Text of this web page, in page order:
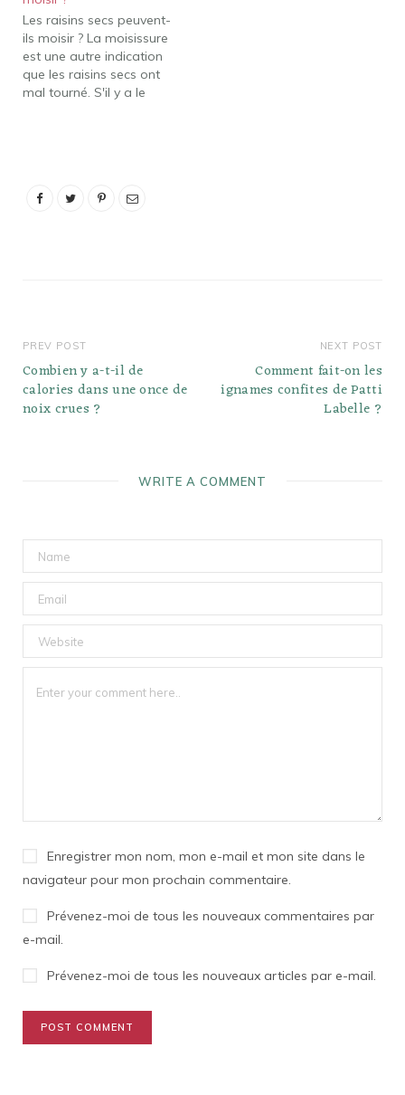
intoxication alimentaire à
l'ananas est
certainement possible,
bien que rare. ... Donc
non, l'ananas…
Les raisins secs peuvent-
ils moisir ? La moisissure
est une autre indication
que les raisins secs ont
mal tourné. S'il y a le
les raisins secs sont
PREV POST
Combien y a-t-il de
calories dans une once de
noix crues ?
NEXT POST
Comment fait-on les
ignames confites de Patti
Labelle ?
WRITE A COMMENT
Enregistrer mon nom, mon e-mail et mon site dans le
navigateur pour mon prochain commentaire.
Prévenez-moi de tous les nouveaux commentaires par
e-mail.
Prévenez-moi de tous les nouveaux articles par e-mail.